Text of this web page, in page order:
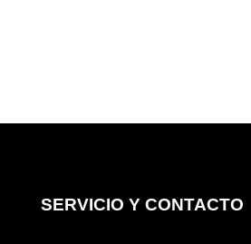
SERVICIO Y CONTACTO